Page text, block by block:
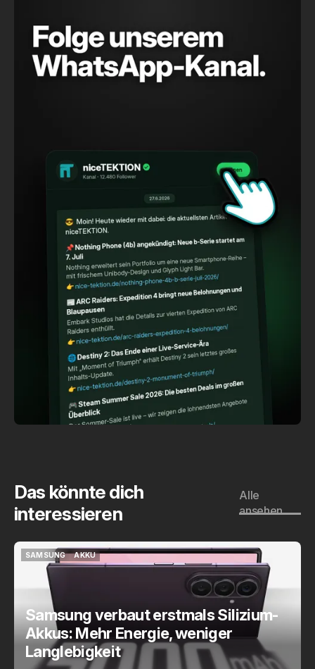
Das könnte dich
interessieren
Alle
ansehen
SAMSUNG
SAMSUNG
AKKU
AKKU
Samsung verbaut erstmals Silizium-
Akkus: Mehr Energie, weniger
Langlebigkeit